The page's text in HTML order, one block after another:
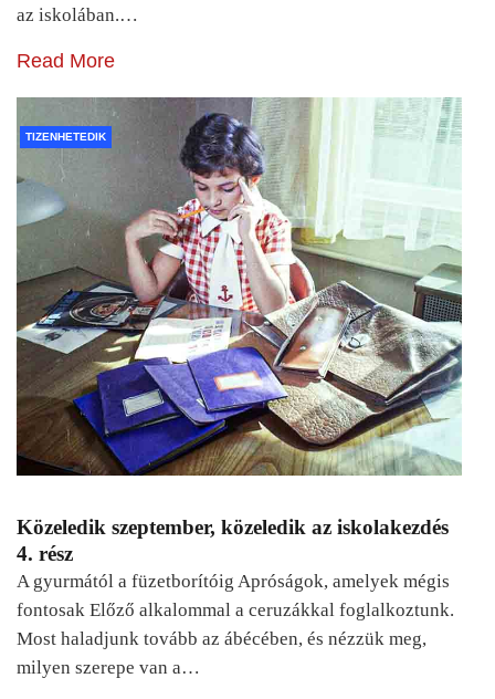
az iskolában.…
Read More
TIZENHETEDIK
Közeledik szeptember, közeledik az iskolakezdés
4. rész
A gyurmától a füzetborítóig Apróságok, amelyek mégis
fontosak Előző alkalommal a ceruzákkal foglalkoztunk.
Most haladjunk tovább az ábécében, és nézzük meg,
milyen szerepe van a…